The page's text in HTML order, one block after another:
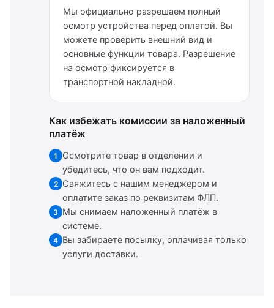
Мы официально разрешаем полный
осмотр устройства перед оплатой. Вы
можете проверить внешний вид и
основные функции товара. Разрешение
на осмотр фиксируется в
транспортной накладной.
Как избежать комиссии за наложенный
платёж
1
Осмотрите товар в отделении и
убедитесь, что он вам подходит.
2 Свяжитесь с нашим менеджером и
оплатите заказ по реквизитам ФЛП.
3 Мы снимаем наложенный платёж в
системе.
4 Вы забираете посылку, оплачивая только
услуги доставки.